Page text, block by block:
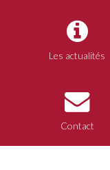
Les actualités
Contact